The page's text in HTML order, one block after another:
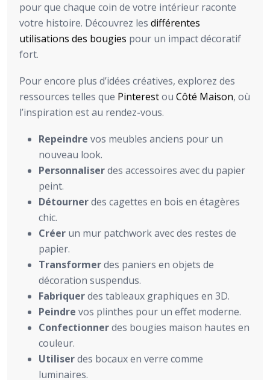
pour que chaque coin de votre intérieur raconte
votre histoire. Découvrez les différentes
utilisations des bougies pour un impact décoratif
fort.
Pour encore plus d’idées créatives, explorez des
ressources telles que Pinterestou Côté Maison, où
l’inspiration est au rendez-vous.
Repeindre vos meubles anciens pour un
nouveau look.
Personnaliserdes accessoires avec du papier
peint.
Détournerdes cagettes en bois en étagères
chic.
Créer un mur patchwork avec des restes de
papier.
Transformerdes paniers en objets de
décoration suspendus.
Fabriquerdes tableaux graphiques en 3D.
Peindre vos plinthes pour un effet moderne.
Confectionnerdes bougies maison hautes en
couleur.
Utiliserdes bocaux en verre comme
luminaires.